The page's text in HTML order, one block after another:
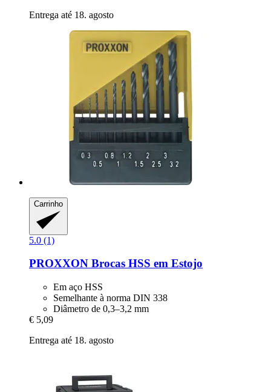
Entrega até 18. agosto
Carrinho
5.0 (1)
PROXXON Brocas HSS em Estojo
Em aço HSS
Semelhante à norma DIN 338
Diâmetro de 0,3–3,2 mm
€ 5,09
Entrega até 18. agosto